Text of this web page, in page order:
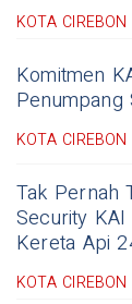
KOTA CIREBON
Komitmen
Penumpang
KOTA CIREBON
Tak Pernah
Security
Kereta Api
KOTA CIREBON